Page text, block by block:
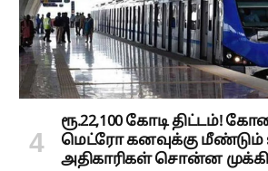
ரூ.22,100 கோடி திட்டம்!
மெட்ரோ கனவுக்கு மீண்டும்
அதிகாரிகள் சொன்ன